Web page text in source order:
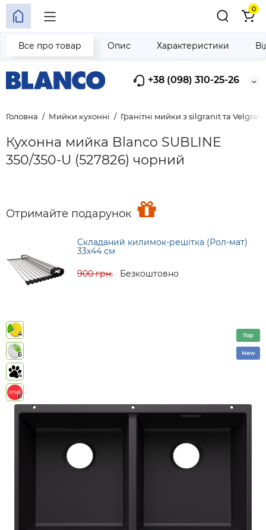
+38 (098) 310-25-26
0
Головна Мийки кухонні Гранітні мийки з silgranit та
Кухонна мийка Blanco SUBLINE
350/350-U (527826) чорний
Отримайте подарунок
Складаний килимок-решітка (Рол-мат)
33х44 см
900 грн. Безкоштовно
Все про товар Опис Характеристики
4
6
4
6
Top
New